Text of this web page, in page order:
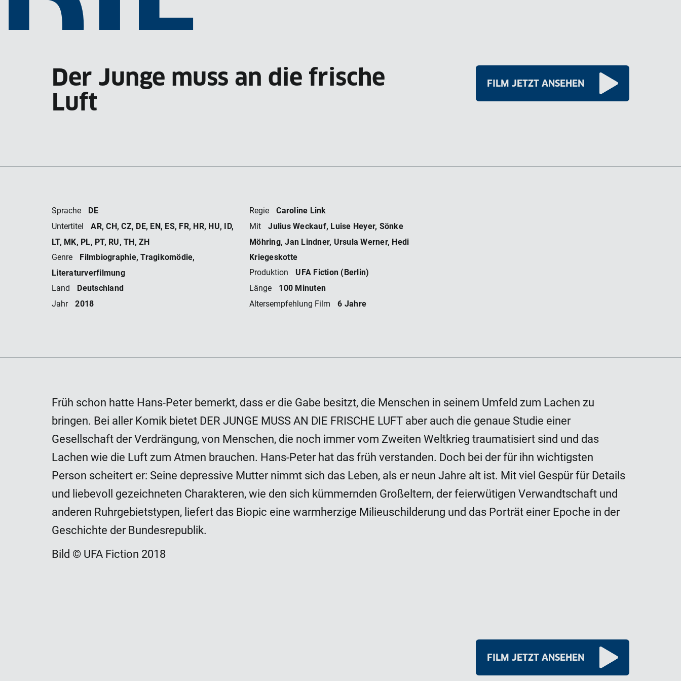
FRISCHE
LUFT
Der Junge muss an die frische
Luft
FILM JETZT ANSEHEN
Sprache DE
Untertitel
AR, CH, CZ, DE, EN, ES, FR, HR, HU, ID,
LT, MK, PL, PT, RU, TH, ZH
Genre
Filmbiographie, Tragikomödie,
Literaturverfilmung
Land Deutschland
Jahr 2018
Regie Caroline Link
Mit
Julius Weckauf, Luise Heyer, Sönke
Möhring, Jan Lindner, Ursula Werner, Hedi
Kriegeskotte
Produktion UFA Fiction (Berlin)
Länge 100 Minuten
Altersempfehlung Film 6 Jahre
Früh schon hatte Hans-Peter bemerkt, dass er die Gabe besitzt, die Menschen in seinem Umfeld zum Lachen zu
bringen. Bei aller Komik bietet DER JUNGE MUSS AN DIE FRISCHE LUFT aber auch die genaue Studie einer
Gesellschaft der Verdrängung, von Menschen, die noch immer vom Zweiten Weltkrieg traumatisiert sind und das
Lachen wie die Luft zum Atmen brauchen. Hans-Peter hat das früh verstanden. Doch bei der für ihn wichtigsten
Person scheitert er: Seine depressive Mutter nimmt sich das Leben, als er neun Jahre alt ist. Mit viel Gespür für Details
und liebevoll gezeichneten Charakteren, wie den sich kümmernden Großeltern, der feierwütigen Verwandtschaft und
anderen Ruhrgebietstypen, liefert das Biopic eine warmherzige Milieuschilderung und das Porträt einer Epoche in der
Geschichte der Bundesrepublik.
Bild © UFA Fiction 2018
FILM JETZT ANSEHEN